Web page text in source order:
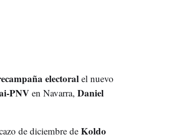
electoral el nuevo
PNVen Navarra, Daniel
de diciembre deKoldo